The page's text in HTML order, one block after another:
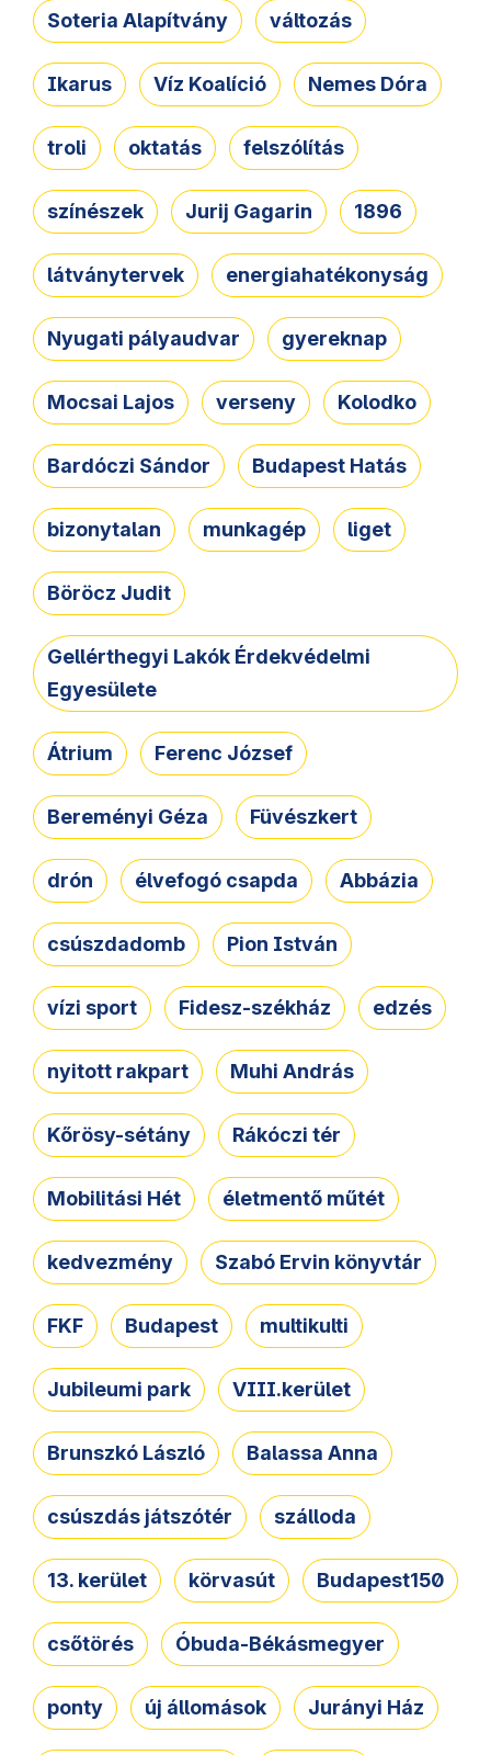
Soteria Alapítvány változás
Ikarus Víz Koalíció Nemes Dóra
troli oktatás felszólítás
színészek Jurij Gagarin 1896
látványtervek energiahatékonyság
Nyugati pályaudvar gyereknap
Mocsai Lajos verseny Kolodko
Bardóczi Sándor Budapest Hatás
bizonytalan munkagép liget
Böröcz Judit
Gellérthegyi Lakók Érdekvédelmi
Egyesülete
Átrium Ferenc József
Bereményi Géza Füvészkert
drón élvefogó csapda Abbázia
csúszdadomb Pion István
vízi sport Fidesz-székház edzés
nyitott rakpart Muhi András
Kőrösy-sétány Rákóczi tér
Mobilitási Hét életmentő műtét
kedvezmény Szabó Ervin könyvtár
FKF Budapest multikulti
Jubileumi park VIII.kerület
Brunszkó László Balassa Anna
csúszdás játszótér szálloda
13. kerület körvasút Budapest150
csőtörés Óbuda-Békásmegyer
ponty új állomások Jurányi Ház